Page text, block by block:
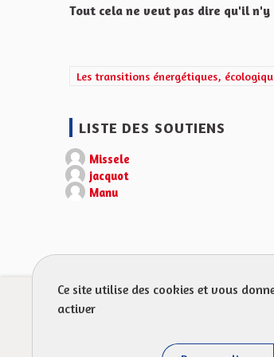
Tout cela ne veut pas dire qu'il
Filtrer les résultats de la catégorie :
Les transitions énergétiques,
LISTE DES SOUTIENS
Missele
jacquot
Manu
Ce site utilise des cookies et vous
activer